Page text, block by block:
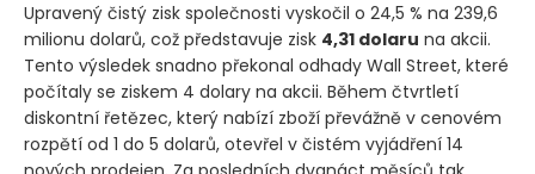
Upravený čistý zisk společnosti vyskočil o 24,5 % na 239,6
milionu dolarů, což představuje zisk 4,31 dolaru na akcii.
Tento výsledek snadno překonal odhady Wall Street, které
počítaly se ziskem 4 dolary na akcii. Během čtvrtletí
diskontní řetězec, který nabízí zboží převážně v cenovém
rozpětí od 1 do 5 dolarů, otevřel v čistém vyjádření 14